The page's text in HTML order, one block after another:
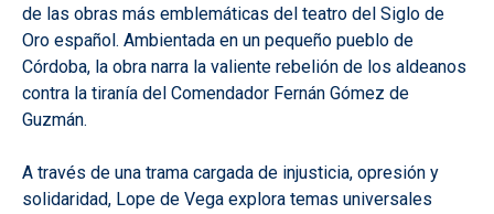
de las obras más emblemáticas del teatro del Siglo de
Oro español. Ambientada en un pequeño pueblo de
Córdoba, la obra narra la valiente rebelión de los aldeanos
contra la tiranía del Comendador Fernán Gómez de
Guzmán.
A través de una trama cargada de injusticia, opresión y
solidaridad, Lope de Vega explora temas universales